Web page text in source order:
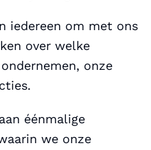
iedereen om met ons
over welke
onze
éénmalige
we onze